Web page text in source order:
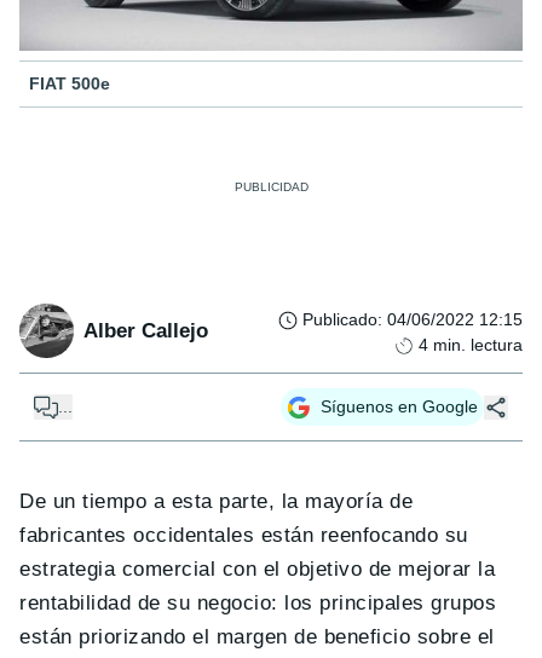
FIAT 500e
Alber Callejo Publicado: 04/06/2022 12:15
4 min. lectura
... Síguenos en Google
De un tiempo a esta parte, la mayoría de
fabricantes occidentales están reenfocando su
estrategia comercial con el objetivo de mejorar la
rentabilidad de su negocio: los principales grupos
están priorizando el margen de beneficio sobre el